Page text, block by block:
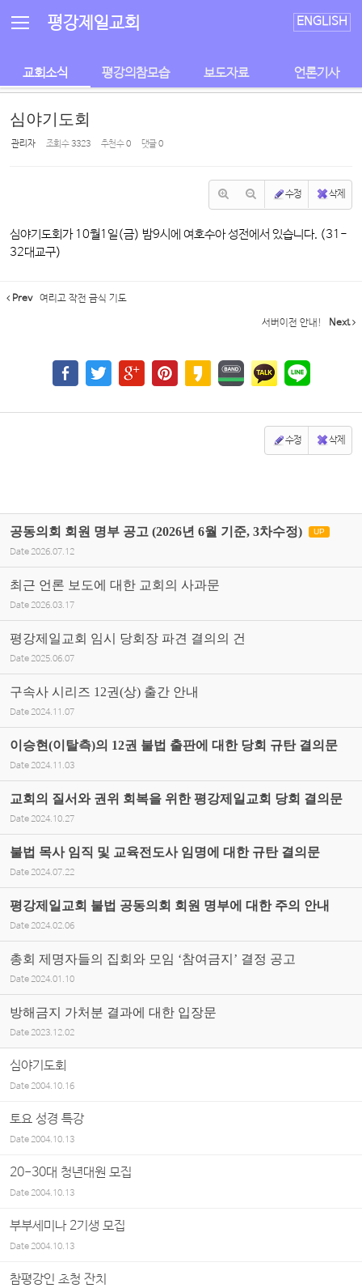
평강제일교회 ENGLISH
교회소식 평강의참모습 보도자료 언론기사
심야기도회
관리자 조회 수3323 추천 수0 댓글0
수정 삭제
심야기도회가 10월1일(금) 밤9시에 여호수아 성전에서 있습니다. (31-
32대교구)
Prev 여리고 작전 금식 기도
서버이전 안내! Next
수정 삭제
공동의회 회원 명부 공고 (2026년 6월 기준, 3차수정) UP
Date 2026.07.12
최근 언론 보도에 대한 교회의 사과문
Date 2026.03.17
평강제일교회 임시 당회장 파견 결의의 건
Date 2025.06.07
구속사 시리즈 12권(상) 출간 안내
Date 2024.11.07
이승현(이탈측)의 12권 불법 출판에 대한 당회 규탄 결의문
Date 2024.11.03
교회의 질서와 권위 회복을 위한 평강제일교회 당회 결의문
Date 2024.10.27
불법 목사 임직 및 교육전도사 임명에 대한 규탄 결의문
Date 2024.07.22
평강제일교회 불법 공동의회 회원 명부에 대한 주의 안내
Date 2024.02.06
총회 제명자들의 집회와 모임 ‘참여금지’ 결정 공고
Date 2024.01.10
방해금지 가처분 결과에 대한 입장문
Date 2023.12.02
심야기도회
Date2004.10.16
토요 성경 특강
Date2004.10.13
20-30대 청년대원 모집
Date2004.10.13
부부세미나 2기생 모집
Date2004.10.13
참평강인 초청 잔치